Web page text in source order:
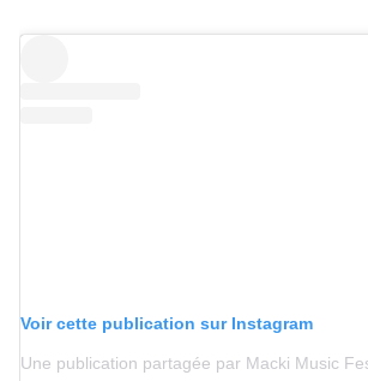
Voir cette publication sur Instagram